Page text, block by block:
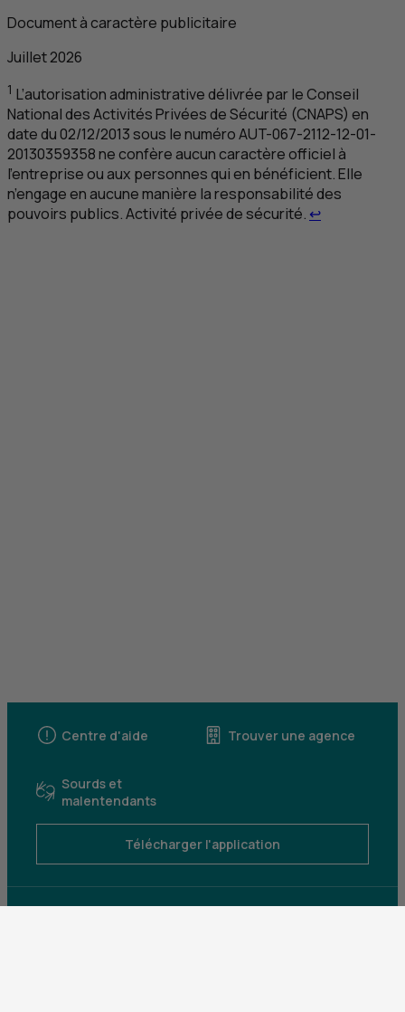
Document à caractère publicitaire
Juillet 2026
1 L’autorisation administrative délivrée par le Conseil
National des Activités Privées de Sécurité (CNAPS) en
date du 02/12/2013 sous le numéroAUT-067-2112-12-01-
20130359358 ne confère aucun caractère officiel à
l’entreprise ou aux personnes qui en bénéficient. Elle
n’engage en aucune manière la responsabilité des
pouvoirs publics. Activité privée de sécurité. ↩Retour au
Centre d'aide Trouver une agence
Sourds et
malentendants
Télécharger l'application